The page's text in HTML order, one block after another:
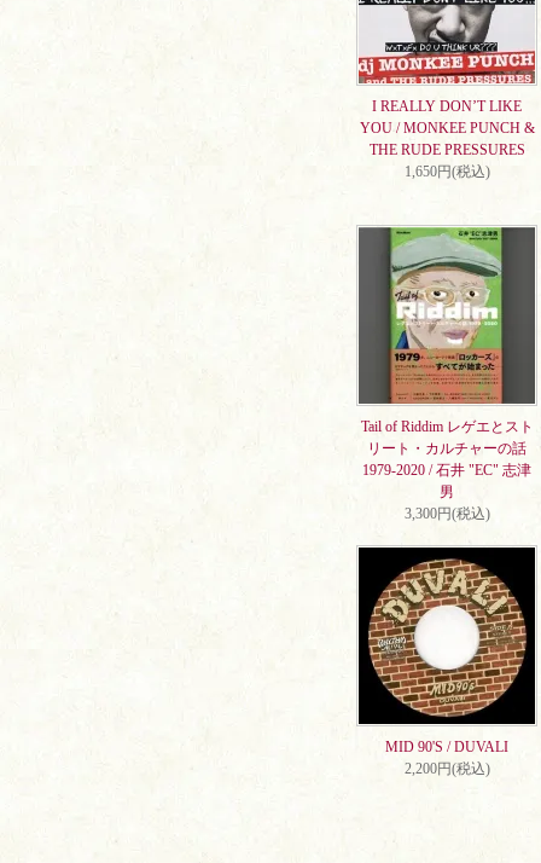
I REALLY DON’T LIKE
YOU / MONKEE PUNCH &
THE RUDE PRESSURES
1,650円(税込)
Tail of Riddim レゲエとスト
リート・カルチャーの話
1979-2020 / 石井 "EC" 志津
男
3,300円(税込)
MID 90'S / DUVALI
2,200円(税込)